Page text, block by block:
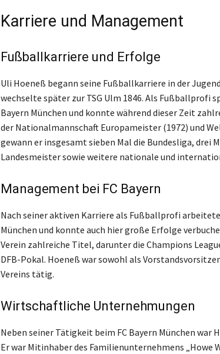
Karriere und Management
Fußballkarriere und Erfolge
Uli Hoeneß begann seine Fußballkarriere in der
wechselte später zur TSG Ulm 1846. Als Fußballprofi
Bayern München und konnte während dieser Zeit
der Nationalmannschaft Europameister (1972) und
gewann er insgesamt sieben Mal die Bundesliga, drei
Landesmeister sowie weitere nationale und
Management bei FC Bayern
Nach seiner aktiven Karriere als Fußballprofi
München und konnte auch hier große Erfolge
Verein zahlreiche Titel, darunter die Champions
DFB-Pokal. Hoeneß war sowohl als
Vereins tätig.
Wirtschaftliche Unternehmungen
Neben seiner Tätigkeit beim FC Bayern München war
Er war Mitinhaber des Familienunternehmens „Howe